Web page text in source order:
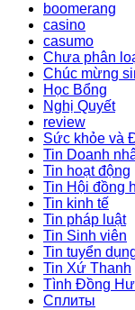
boomerang
casino
casumo
Chưa phân
Chúc mừng
Học Bổng
Nghị Quyết
review
Sức khỏe và
Tin Doanh
Tin hoạt động
Tin Hội đồng
Tin kinh tế
Tin pháp luật
Tin Sinh viên
Tin tuyển
Tin Xứ Thanh
Tình Đồng
Сплиты